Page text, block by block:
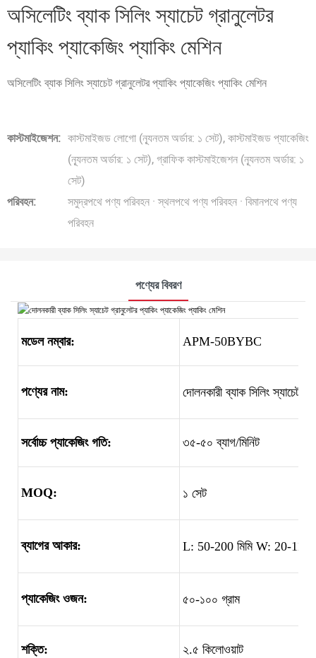
অসিলেটিং ব্যাক সিলিং স্যাচেট গ্রানুলেটর
প্যাকিং প্যাকেজিং প্যাকিং মেশিন
অসিলেটিং ব্যাক সিলিং স্যাচেট গ্রানুলেটর প্যাকিং প্যাকেজিং প্যাকিং মেশিন
কাস্টমাইজেশন: কাস্টমাইজড লোগো (ন্যূনতম অর্ডার: ১ সেট), কাস্টমাইজড প্যাকেজিং
(ন্যূনতম অর্ডার: ১ সেট), গ্রাফিক কাস্টমাইজেশন (ন্যূনতম অর্ডার: ১
সেট)
পরিবহন:
সমুদ্রপথে পণ্য পরিবহন · স্থলপথে পণ্য পরিবহন · বিমানপথে পণ্য
পরিবহন
পণ্যের বিবরণ
মডেল নম্বার: APM-50BYBC
পণ্যের নাম: দোলনকারী ব্যাক সিলিং স্যাচেট
সর্বোচ্চ প্যাকেজিং গতি: ৩৫-৫০ ব্যাগ/মিনিট
MOQ: ১ সেট
ব্যাগের আকার: L: 50-200 মিমি W: 20-110
প্যাকেজিং ওজন: ৫০-১০০ গ্রাম
শক্তি: ২.৫ কিলোওয়াট